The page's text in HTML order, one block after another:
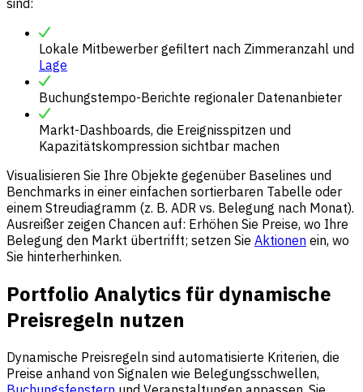
sind:
Lokale Mitbewerber gefiltert nach Zimmeranzahl und
Lage
Buchungstempo-Berichte regionaler Datenanbieter
Markt-Dashboards, die Ereignisspitzen und
Kapazitätskompression sichtbar machen
Visualisieren Sie Ihre Objekte gegenüber Baselines und
Benchmarks in einer einfachen sortierbaren Tabelle oder
einem Streudiagramm (z. B. ADR vs. Belegung nach Monat).
Ausreißer zeigen Chancen auf: Erhöhen Sie Preise, wo Ihre
Belegung den Markt übertrifft; setzen Sie Aktionen ein, wo
Sie hinterherhinken.
Portfolio Analytics für dynamische
Preisregeln nutzen
Dynamische Preisregeln sind automatisierte Kriterien, die
Preise anhand von Signalen wie Belegungsschwellen,